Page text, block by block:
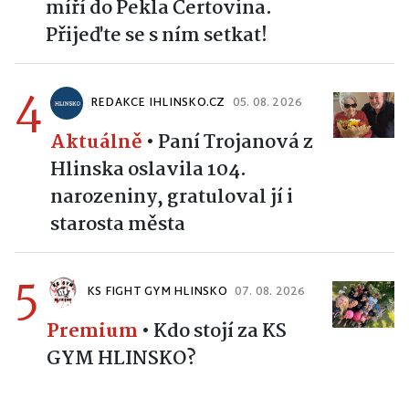
míří do Pekla Čertovina.
Přijeďte se s ním setkat!
4 REDAKCE IHLINSKO.CZ 05. 08. 2026
Aktuálně • Paní Trojanová z
Hlinska oslavila 104.
narozeniny, gratuloval jí i
starosta města
5 KS FIGHT GYM HLINSKO 07. 08. 2026
Premium • Kdo stojí za KS
GYM HLINSKO?